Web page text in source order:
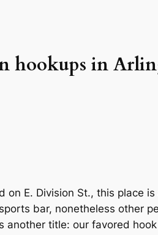
hookups in
on E. Division St., this place
bar, nonetheless other
another title: our favored